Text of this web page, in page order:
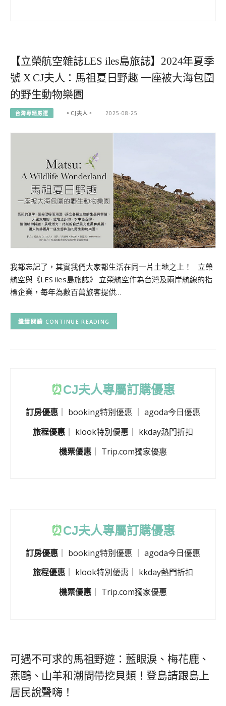
【立榮航空雜誌LES iles島旅誌】2024年夏季
號 X CJ夫人：馬祖夏日野趣 一座被大海包圍
的野生動物樂園
台灣專題嚴選 。CJ夫人。 2025-08-25
我都忘記了，其實我們大家都生活在同一片土地之上！ 立榮
航空與《LES iles島旅誌》 立榮航空作為台灣及兩岸航線的指
標企業，每年為數百萬旅客提供…
CONTINUE READING
⏰CJ夫人專屬訂購優惠
訂房優惠 booking特別優惠
agoda今日優惠
旅程優惠
klook特別優惠
kkday熱門折扣
機票優惠 ｜ Trip.com獨家優惠
⏰CJ夫人專屬訂購優惠
訂房優惠 ｜ booking特別優惠 ｜ agoda今日優惠
旅程優惠
klook特別優惠
kkday熱門折扣
機票優惠
Trip.com獨家優惠
可遇不可求的馬祖野遊：藍眼淚、梅花鹿、
燕鷗、山羊和潮間帶挖貝類！登島請跟島上
居民說聲嗨！